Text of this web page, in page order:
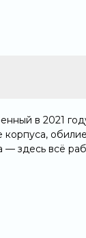
в 2021
— здесь всё